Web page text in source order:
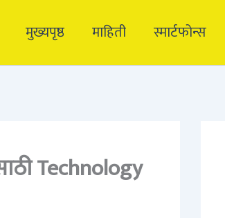
मुख्यपृष्ठ माहिती स्मार्टफोन्स
Technology